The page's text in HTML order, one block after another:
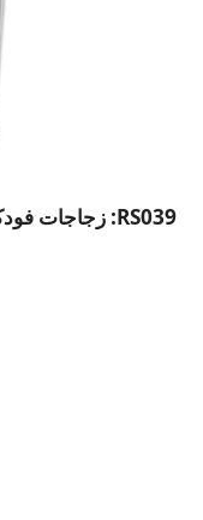
RS039: زجاجات فودكا شفافة سعة 500 مل 750 مل